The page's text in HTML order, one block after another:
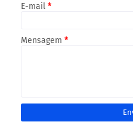
E-mail *
Mensagem *